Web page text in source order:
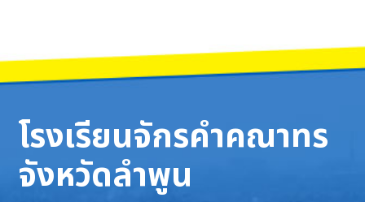
โรงเรียนจักรคำคณาทร
จังหวัดลำพูน